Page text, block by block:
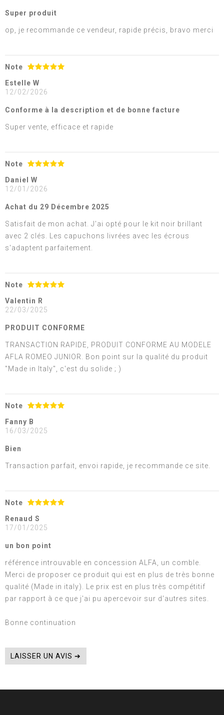
Super produit
op, je recommande ce vendeur, rapide précis, bravo merci
Note
Estelle W
12/02/2026
Conforme à la description et de bonne facture
Super vente, efficace et rapide
Note
Daniel W
12/01/2026
Achat du 29 Décembre 2025
Satisfait de mon achat. J'ai opté pour le kit noir brillant
avec 2 clés. Les capuchons livrées avec les écrous
s'adaptent parfaitement.
Note
Valentin R
22/03/2025
PRODUIT CONFORME
TRANSACTION RAPIDE, PRODUIT CONFORME AU MODELE
AFLA ROMEO JUNIOR. Bon point sur la qualité du produit
"Made in Italy", c'est du solide ; )
Note
Fanny B
16/03/2025
Bien
Transaction parfait, envoi rapide, je recommande ce site.
Note
Renaud S
17/01/2025
un bon point
référence introuvable en concession ALFA, un comble.
Merci de proposer ce produit qui est en plus de très bonne
qualité (Made in italy). Le prix est en plus très compétitif
par rapport à ce que j'ai pu apercevoir sur d'autres sites.
Bonne continuation
LAISSER UN AVIS ➔